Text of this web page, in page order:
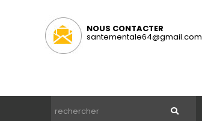
NOUS CONTACTER
santementale64@gmail.com